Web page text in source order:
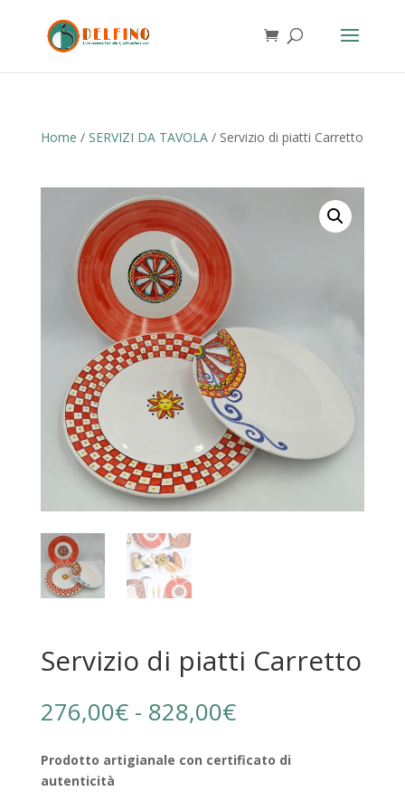
Home / SERVIZI DA TAVOLA/ Servizio di piatti Carretto
Servizio di piatti Carretto
276,00€ - 828,00€Fascia
di
prezzo:
da
Prodotto artigianale con certificato di
autenticità